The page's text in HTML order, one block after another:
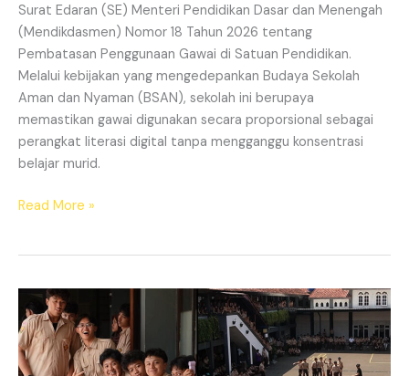
Surat Edaran (SE) Menteri Pendidikan Dasar dan Menengah
(Mendikdasmen) Nomor 18 Tahun 2026 tentang
Pembatasan Penggunaan Gawai di Satuan Pendidikan.
Melalui kebijakan yang mengedepankan Budaya Sekolah
Aman dan Nyaman (BSAN), sekolah ini berupaya
memastikan gawai digunakan secara proporsional sebagai
perangkat literasi digital tanpa mengganggu konsentrasi
belajar murid.
Read More »
Mengembalikan
Makna
Ruang
Belajar